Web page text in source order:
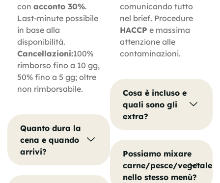
con acconto 30%.
Last-minute possibile
in base alla
disponibilità.
Cancellazioni:100%
rimborso fino a 10 gg,
50% fino a 5 gg; oltre
non rimborsabile.
Quanto dura la
cena e quando
arrivi?
comunicando tutto
nel brief. Procedure
HACCP e massima
attenzione alle
contaminazioni.
Cosa è incluso e
quali sono gli
extra?
Possiamo mixare
carne/pesce/vegetale
nello stesso menù?